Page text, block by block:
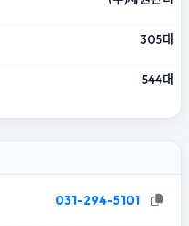
305대
544대
031-294-5101